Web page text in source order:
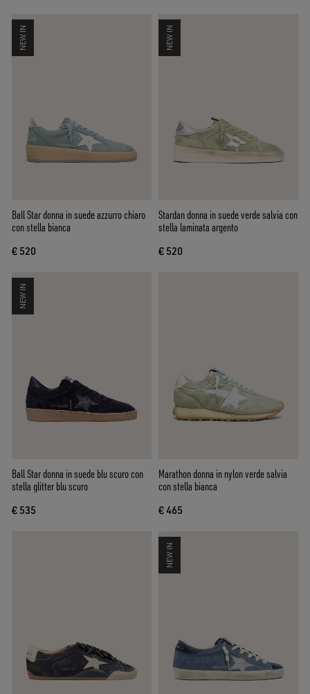
NEW IN
Ball Star donna in suede azzurro chiaro
con stella bianca
€ 520
NEW IN
Stardan donna in suede verde salvia con
stella laminata argento
€ 520
NEW IN
Ball Star donna in suede blu scuro con
stella glitter blu scuro
€ 535
Marathon donna in nylon verde salvia
con stella bianca
€ 465
NEW IN